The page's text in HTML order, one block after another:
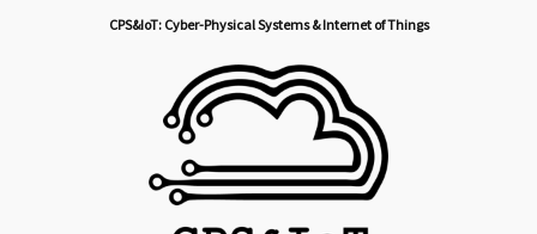
CPS&IoT: Cyber-Physical Systems & Internet of Things